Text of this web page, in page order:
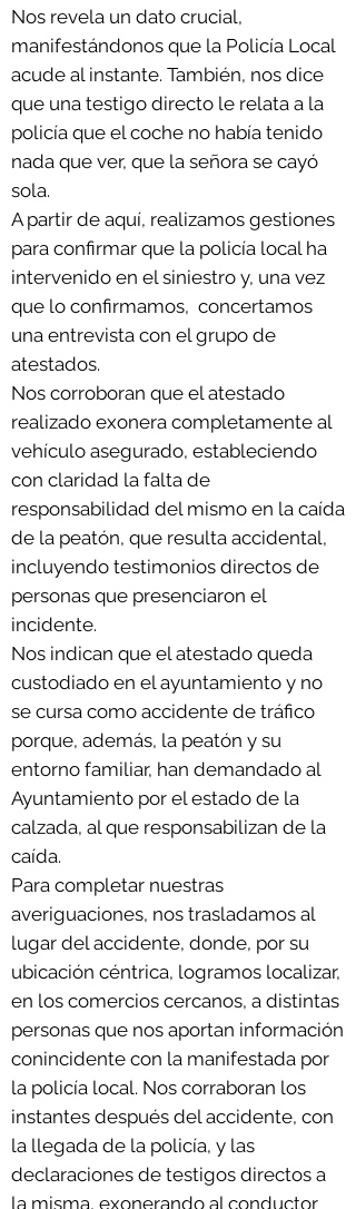
Nos revela un dato crucial,
manifestándonos que la Policía Local
acude al instante. También, nos dice
que una testigo directo le relata a la
policía que el coche no había tenido
nada que ver, que la señora se cayó
sola.
A partir de aquí, realizamos gestiones
para confirmar que la policía local ha
intervenido en el siniestro y, una vez
que lo confirmamos, concertamos
una entrevista con el grupo de
atestados.
Nos corroboran que el atestado
realizado exonera completamente al
vehículo asegurado, estableciendo
con claridad la falta de
responsabilidad del mismo en la caída
de la peatón, que resulta accidental,
incluyendo testimonios directos de
personas que presenciaron el
incidente.
Nos indican que el atestado queda
custodiado en el ayuntamiento y no
se cursa como accidente de tráfico
porque, además, la peatón y su
entorno familiar, han demandado al
Ayuntamiento por el estado de la
calzada, al que responsabilizan de la
caída.
Para completar nuestras
averiguaciones, nos trasladamos al
lugar del accidente, donde, por su
ubicación céntrica, logramos localizar,
en los comercios cercanos, a distintas
personas que nos aportan información
conincidente con la manifestada por
la policía local. Nos corraboran los
instantes después del accidente, con
la llegada de la policía, y las
declaraciones de testigos directos a
la misma, exonerando al conductor